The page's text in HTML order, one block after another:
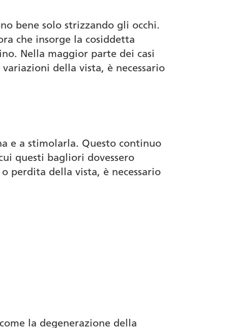
bene solo strizzando gli occhi.
che insorge la cosiddetta
Nella maggior parte dei casi
della vista, è necessario
e a stimolarla. Questo continuo
questi bagliori dovessero
perdita della vista, è necessario
la degenerazione della